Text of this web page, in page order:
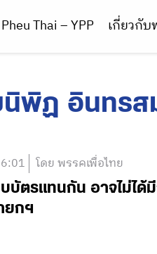
Pheu Thai – YPP เกี่ยวกั
นิพิฏ อินทรส
โดย พรรคเพื่อไทย
บัตรแทนกัน อาจไม่ไ
ยกฯ